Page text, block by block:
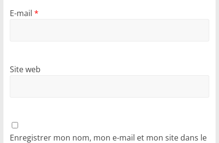
E-mail *
Site web
Enregistrer mon nom, mon e-mail et mon site dans le